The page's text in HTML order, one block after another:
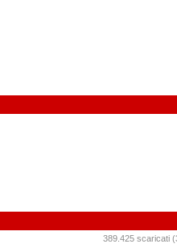
389.425 scaricati